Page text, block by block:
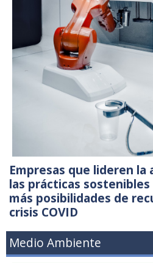
Empresas que lideren
las prácticas
más posibilidades de
crisis COVID
Medio Ambiente